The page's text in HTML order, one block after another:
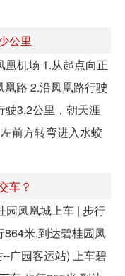
公里
机场 1.从起点向正
路 2.沿凤凰路行驶
驶3.2公里，朝天涯
前方转弯进入水蛟
车？
凤凰城上车 | 步行
864米,到达碧桂园凤
广园客运站) 上车碧